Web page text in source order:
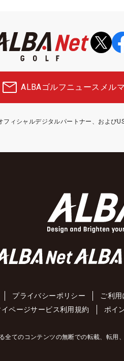
ALBAゴルフニュース メル
フィシャルデジタルパートナー、および
プライバシーポリシー ご利
イページサービス利用規約 ポイ
全てのコンテンツの無断での転載、転用